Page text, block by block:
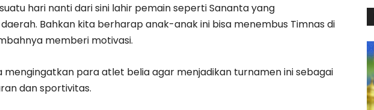
hari nanti dari sini lahir pemain seperti Sananta yang
Bahkan kita berharap anak-anak ini bisa menembus Timnas di
memberi motivasi.
mengingatkan para atlet belia agar menjadikan turnamen ini sebagai
dan sportivitas.